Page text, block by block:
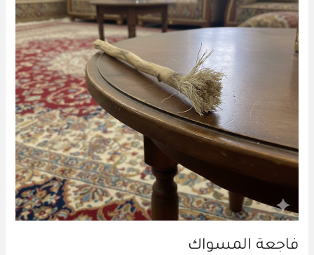
فاجعة المسواك